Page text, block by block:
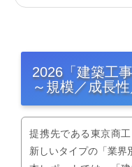
2026「建築工
～規模／成長
提携先である東京商
新しいタイプの「業界